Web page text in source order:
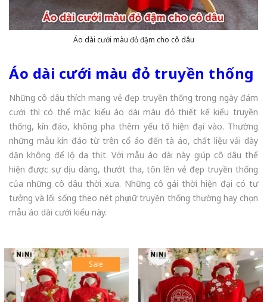
Áo dài cưới màu đỏ đậm cho cô dâu
Áo dài cưới màu đỏ truyền thống
Những cô dâu thích mang vẻ đẹp truyền thống trong ngày đám
cưới thì có thể mặc kiểu áo dài màu đỏ thiết kế kiểu truyền
thống, kín đáo, không pha thêm yếu tố hiện đại vào. Thường
những mẫu kín đáo từ trên cổ áo đến tà áo, chất liệu vải dày
dặn không để lộ da thịt. Với mẫu áo dài này giúp cô dâu thể
hiện được sự dịu dàng, thướt tha, tôn lên vẻ đẹp truyền thống
của những cô dâu thời xưa. Những cô gái thời hiện đại có tư
tưởng và lối sống theo nét phụ nữ truyền thống thường hay chọn
mẫu áo dài cưới kiểu này.
Sale